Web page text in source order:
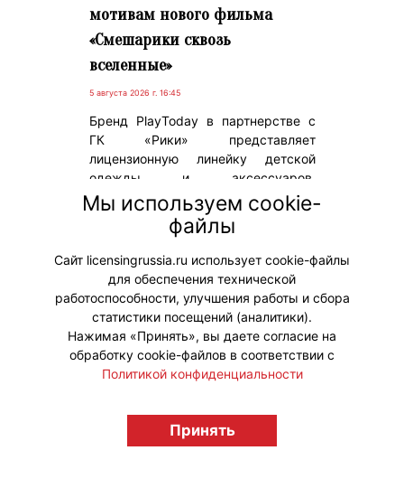
мотивам нового фильма
«Смешарики сквозь
вселенные»
5 августа 2026 г. 16:45
Бренд PlayToday в партнерстве с
ГК «Рики» представляет
лицензионную линейку детской
одежды и аксессуаров,
приуроченную к выходу нового
полнометражного игрового фильма,
который стартует в российском
прокате с 6 августа.
#ПродвижениеБренда #Коллаборации
licensingrussia.ru, 2009-2026 12+
Мы используем cookie-
файлы
Сайт licensingrussia.ru использует cookie-файлы
для обеспечения технической
работоспособности, улучшения работы и сбора
статистики посещений (аналитики).
Нажимая «Принять», вы даете согласие на
обработку cookie-файлов в соответствии с
Политикой конфиденциальности
Принять